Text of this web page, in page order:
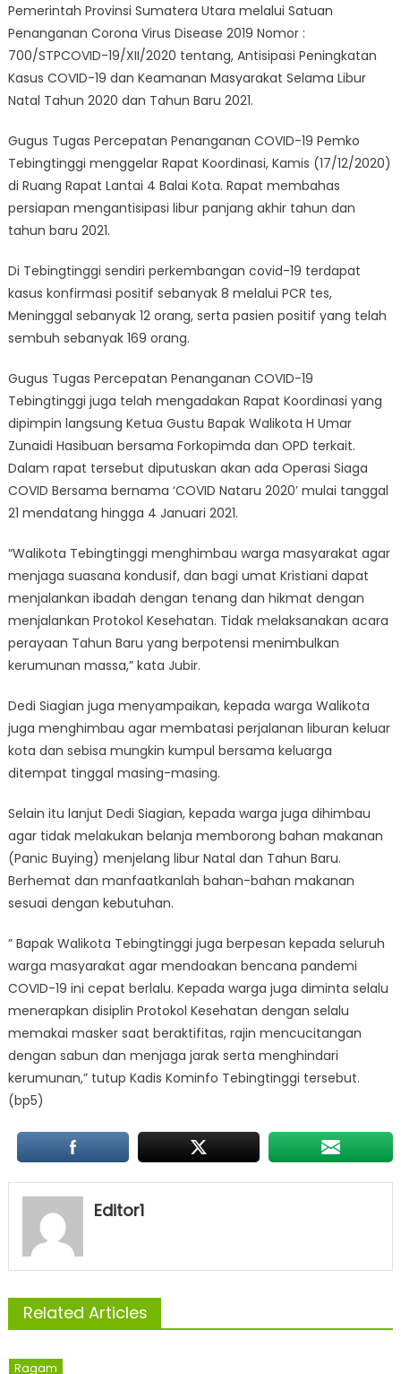
Pemerintah Provinsi Sumatera Utara melalui Satuan
Penanganan Corona Virus Disease 2019 Nomor :
700/STPCOVID-19/XII/2020 tentang, Antisipasi Peningkatan
Kasus COVID-19 dan Keamanan Masyarakat Selama Libur
Natal Tahun 2020 dan Tahun Baru 2021.
Gugus Tugas Percepatan Penanganan COVID-19 Pemko
Tebingtinggi menggelar Rapat Koordinasi, Kamis (17/12/2020)
di Ruang Rapat Lantai 4 Balai Kota. Rapat membahas
persiapan mengantisipasi libur panjang akhir tahun dan
tahun baru 2021.
Di Tebingtinggi sendiri perkembangan covid-19 terdapat
kasus konfirmasi positif sebanyak 8 melalui PCR tes,
Meninggal sebanyak 12 orang, serta pasien positif yang telah
sembuh sebanyak 169 orang.
Gugus Tugas Percepatan Penanganan COVID-19
Tebingtinggi juga telah mengadakan Rapat Koordinasi yang
dipimpin langsung Ketua Gustu Bapak Walikota H Umar
Zunaidi Hasibuan bersama Forkopimda dan OPD terkait.
Dalam rapat tersebut diputuskan akan ada Operasi Siaga
COVID Bersama bernama ‘COVID Nataru 2020’ mulai tanggal
21 mendatang hingga 4 Januari 2021.
“Walikota Tebingtinggi menghimbau warga masyarakat agar
menjaga suasana kondusif, dan bagi umat Kristiani dapat
menjalankan ibadah dengan tenang dan hikmat dengan
menjalankan Protokol Kesehatan. Tidak melaksanakan acara
perayaan Tahun Baru yang berpotensi menimbulkan
kerumunan massa,” kata Jubir.
Dedi Siagian juga menyampaikan, kepada warga Walikota
juga menghimbau agar membatasi perjalanan liburan keluar
kota dan sebisa mungkin kumpul bersama keluarga
ditempat tinggal masing-masing.
Selain itu lanjut Dedi Siagian, kepada warga juga dihimbau
agar tidak melakukan belanja memborong bahan makanan
(Panic Buying) menjelang libur Natal dan Tahun Baru.
Berhemat dan manfaatkanlah bahan-bahan makanan
sesuai dengan kebutuhan.
” Bapak Walikota Tebingtinggi juga berpesan kepada seluruh
warga masyarakat agar mendoakan bencana pandemi
COVID-19 ini cepat berlalu. Kepada warga juga diminta selalu
menerapkan disiplin Protokol Kesehatan dengan selalu
memakai masker saat beraktifitas, rajin mencucitangan
dengan sabun dan menjaga jarak serta menghindari
kerumunan,” tutup Kadis Kominfo Tebingtinggi tersebut.
(bp5)
Editor1
Related Articles
Ragam